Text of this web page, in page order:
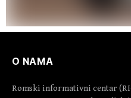
O NAMA
Romski informativni centar